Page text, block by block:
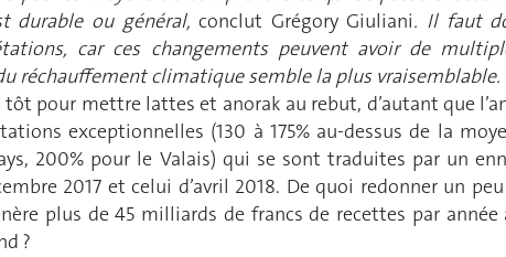
durable ou général,conclut Grégory Giuliani. Il faut
car ces changements peuvent avoir de
réchauffement climatique semble la plus vraisemblable.
pour mettre lattes et anorak au rebut, d’autant que
exceptionnelles (130 à 175% au-dessus de la
200% pour le Valais) qui se sont traduites par un
2017 et celui d’avril 2018. De quoi redonner un peu
plus de 45 milliards de francs de recettes par année
?